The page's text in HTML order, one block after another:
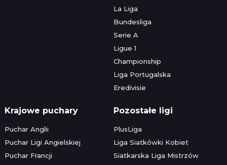
La Liga
Bundesliga
Serie A
Ligue 1
Championship
Liga Portugalska
Eredivisie
Krajowe puchary
Puchar Anglii
Puchar Ligi Angielskiej
Puchar Francji
Pozostałe ligi
PlusLiga
Liga Siatkówki Kobiet
Siatkarska Liga Mistrzów